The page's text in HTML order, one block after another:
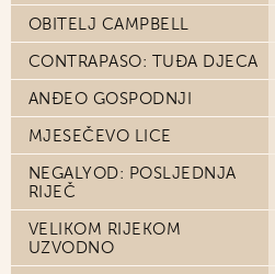
OBITELJ CAMPBELL
CONTRAPASO: TUĐA DJECA
ANĐEO GOSPODNJI
MJESEČEVO LICE
NEGALYOD: POSLJEDNJA
RIJEČ
VELIKOM RIJEKOM
UZVODNO